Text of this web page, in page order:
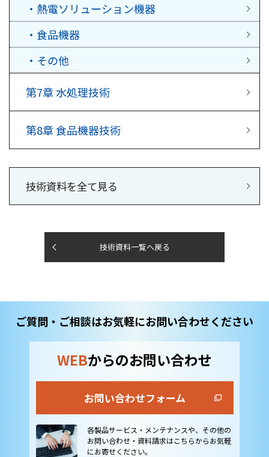
・熱電ソリューション機器
・食品機器
・その他
第7章水処理技術
第8章食品機器技術
技術資料を全て見る
技術資料一覧へ戻る
ご質問・ご相談はお気軽にお問い合わせください
WEBからのお問い合わせ
お問い合わせフォーム
各製品サービス・メンテナンスや、その他の
お問い合わせ・資料請求はこちらからお気軽
にお寄せください。